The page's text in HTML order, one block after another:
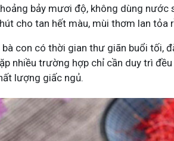
bảy mươi độ, không dùng nước
cho tan hết màu, mùi thơm lan tỏa
bà con có thời gian thư giãn buổi tối,
nhiều trường hợp chỉ cần duy trì
lượng giấc ngủ.